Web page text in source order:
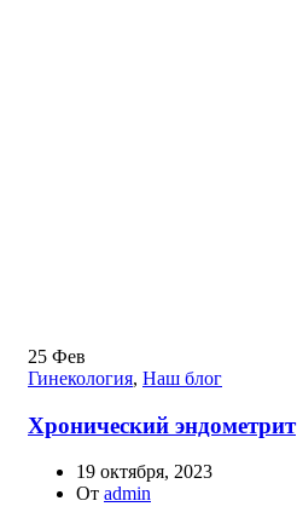
25 Фев
Гинекология, Наш блог
Хронический эндометрит
19 октября, 2023
От admin